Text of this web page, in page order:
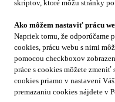
skriptov, ktoré môžu stránky
Ako môžem nastaviť prácu
Napriek tomu, že
cookies, prácu webu s nimi
pomocou checkboxov
práce s cookies môžete
cookies priamo v nastavení
premazaniu cookies nájdete v